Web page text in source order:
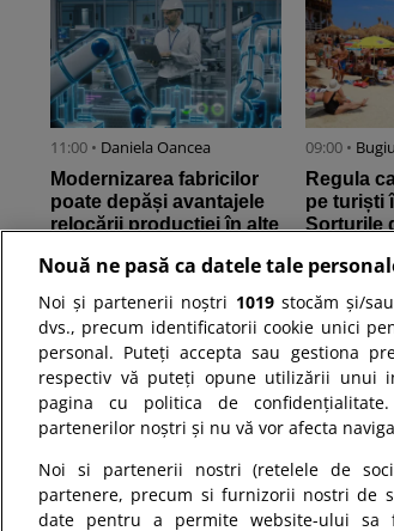
11:00 • Daniela Oancea
Modernizarea fabricilor
poate depăși avantajele
relocării producției în alte
09:00 •
Regula
pe turiști
Șorturile
Unde sunt cele mai mari
salarii în România și
cu Vučić:
Nouă ne pasă ca datele tale
Noi și partenerii noștri 1019stocăm și/
dvs., precum identificatorii cookie unici
personal. Puteți accepta sau gestiona
respectiv vă puteți opune utilizării unui
pagina cu politica de
partenerilor noștri și nu vă vor afecta
Noi si partenerii nostri (retelele de
partenere, precum si furnizorii nostri de
date pentru a permite website-ului sa